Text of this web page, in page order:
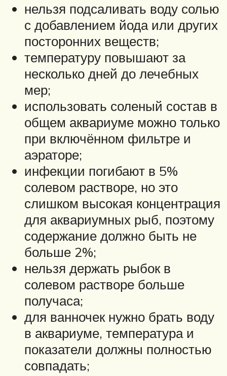
нельзя подсаливать воду солью
с добавлением йода или других
посторонних веществ;
температуру повышают за
несколько дней до лечебных
мер;
использовать соленый состав в
общем аквариуме можно только
при включённом фильтре и
аэраторе;
инфекции погибают в 5%
солевом растворе, но это
слишком высокая концентрация
для аквариумных рыб, поэтому
содержание должно быть не
больше 2%;
нельзя держать рыбок в
солевом растворе больше
получаса;
для ванночек нужно брать воду
в аквариуме, температура и
показатели должны полностью
совпадать;